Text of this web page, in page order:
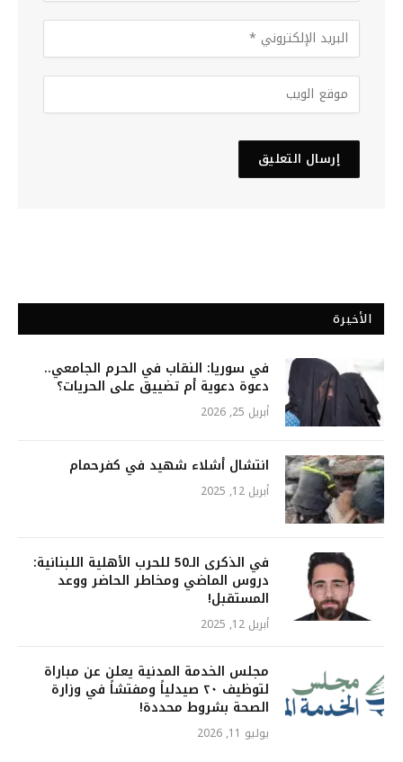
الأخيرة
في سوريا: النقاب في الحرم الجامعي..
دعوة دعوية أم تضييق على الحريات؟
أبريل 25, 2026
انتشال أشلاء شهيد في كفرحمام
أبريل 12, 2025
في الذكرى الـ50 للحرب الأهلية اللبنانية:
دروس الماضي ومخاطر الحاضر ووعد
المستقبل!
أبريل 12, 2025
مجلس الخدمة المدنية يعلن عن مباراة
لتوظيف ٢٠ صيدلياً ومفتشاً في وزارة
الصحة بشروط محددة!
يوليو 11, 2026